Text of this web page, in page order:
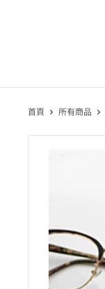
首頁 所有商品